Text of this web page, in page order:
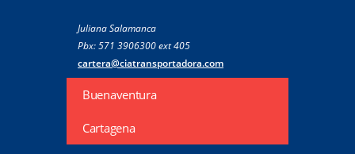
Juliana Salamanca
Pbx: 571 3906300 ext 405
cartera@ciatransportadora.com
Buenaventura
Cartagena